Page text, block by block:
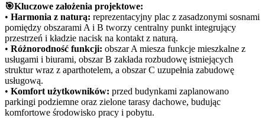
🎯Kluczowe założenia projektowe:
• Harmonia z naturą: reprezentacyjny plac z zasadzonymi sosnami
pomiędzy obszarami A i B tworzy centralny punkt integrujący
przestrzeń i kładzie nacisk na kontakt z naturą.
• Różnorodność funkcji: obszar A miesza funkcje mieszkalne z
usługami i biurami, obszar B zakłada rozbudowę istniejących
struktur wraz z aparthotelem, a obszar C uzupełnia zabudowę
usługową.
• Komfort użytkowników: przed budynkami zaplanowano
parkingi podziemne oraz zielone tarasy dachowe, budując
komfortowe środowisko pracy i pobytu.